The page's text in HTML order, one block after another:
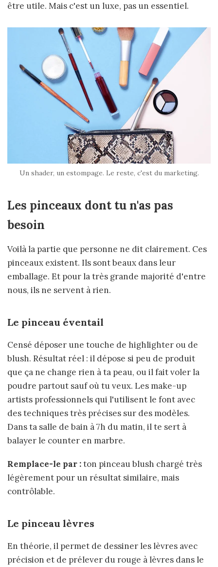
être utile. Mais c'est un luxe, pas un essentiel.
Un shader, un estompage. Le reste, c'est du marketing.
Les pinceaux dont tu n'as pas
besoin
Voilà la partie que personne ne dit clairement. Ces
pinceaux existent. Ils sont beaux dans leur
emballage. Et pour la très grande majorité d'entre
nous, ils ne servent à rien.
Le pinceau éventail
Censé déposer une touche de highlighter ou de
blush. Résultat réel : il dépose si peu de produit
que ça ne change rien à ta peau, ou il fait voler la
poudre partout sauf où tu veux. Les make-up
artists professionnels qui l'utilisent le font avec
des techniques très précises sur des modèles.
Dans ta salle de bain à 7h du matin, il te sert à
balayer le counter en marbre.
Remplace-le par :ton pinceau blush chargé très
légèrement pour un résultat similaire, mais
contrôlable.
Le pinceau lèvres
En théorie, il permet de dessiner les lèvres avec
précision et de prélever du rouge à lèvres dans le